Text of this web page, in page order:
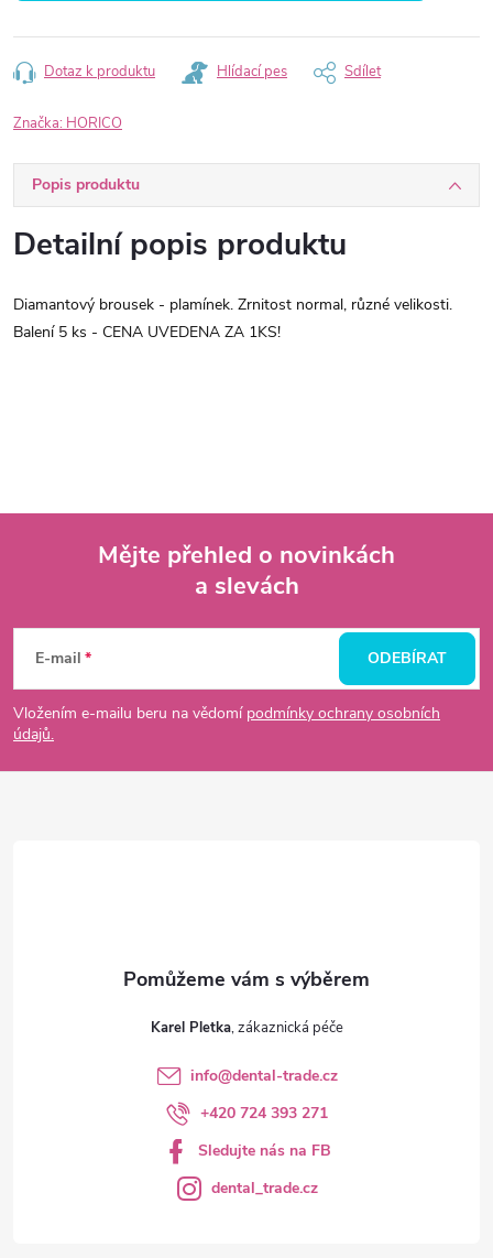
Dotaz k produktu Hlídací pes Sdílet
Značka: HORICO
Popis produktu
Detailní popis produktu
Diamantový brousek - plamínek. Zrnitost normal, různé velikosti.
Balení 5 ks - CENA UVEDENA ZA 1KS!
p
a
Mějte přehled o novinkách
a slevách
E-mail
Vložením e-mailu beru na vědomí podmínky ochrany osobních
údajů.
ODEBÍRAT
Karel Pletka
info@dental-trade.cz
+420 724 393 271
Sledujte nás na FB
dental_trade.cz